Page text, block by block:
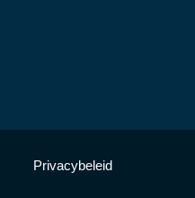
Privacybeleid